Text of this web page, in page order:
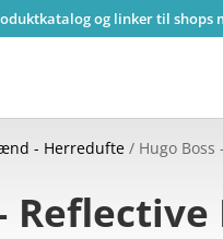
og linker til shops
- Herredufte / Hugo Boss